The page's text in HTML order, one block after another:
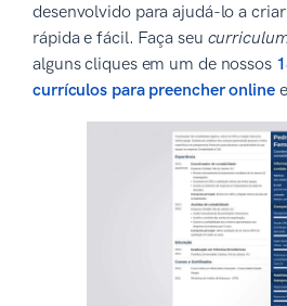
desenvolvido para ajudá-lo a
rápida e fácil. Faça seu
alguns cliques em um de nossos
currículos para preencher online